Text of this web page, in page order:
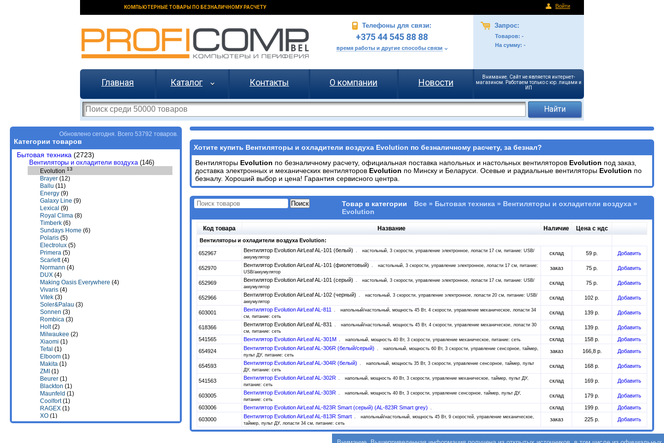
КОМПЬЮТЕРНЫЕ ТОВАРЫ ПО БЕЗНАЛИЧНОМУ РАСЧЕТУ Войти
Телефоны для связи:
+375 44 545 88 88
время работы и другие способы связи
Запрос:
Товаров: -
На сумму: -
Главная Каталог Контакты О компании Новости
Внимание. Сайт не является интернет-
магазином. Работаем только с юр. лицами и
ИП
Обновлено сегодня. Всего 53792 товаров.
Категории товаров
Бытовая техника (2723)
Вентиляторы и охладители воздуха(146)
Evolution 13
Brayer (12)
Ballu (11)
Energy (9)
Galaxy Line (9)
Lexical (9)
Royal Clima (8)
Timberk (6)
Sundays Home (6)
Polaris (5)
Electrolux (5)
Primera (5)
Scarlett(4)
Normann (4)
DUX (4)
Making Oasis Everywhere (4)
Vivaris (4)
Vitek (3)
Soler&Palau (3)
Sonnen (3)
Rombica (3)
Holt(2)
Milwaukee (2)
Xiaomi (1)
Tefal (1)
Elboom (1)
Makita (1)
ZMI (1)
Beurer (1)
Blackton (1)
Maunfeld (1)
Coolfort(1)
RAGEX (1)
XO (1)
TECHNO(1)
Хотите купить Вентиляторы и охладители воздуха Evolution по безналичному расчету, за безнал?
Вентиляторы Evolution по безналичному расчету, официальная поставка напольных и настольных вентиляторов Evolution под заказ,
доставка электронных и механических вентиляторов Evolution по Минску и Беларуси. Осевые и радиальные вентиляторы Evolution по
безналу. Хороший выбор и цена! Гарантия сервисного центра.
Товар в категории
Все » Бытовая техника » Вентиляторы и охладители воздуха »
Evolution
Код товара Название Наличие Цена с ндс
Вентиляторы и охладители воздуха Evolution:
652967 Вентилятор Evolution AirLeaf AL-101 (белый)
настольный, 3 скорости, управление электронное, лопасти 17 см, питание: USB/
аккумулятор
склад 59 р. Добавить
652970 Вентилятор Evolution AirLeaf AL-101 (фиолетовый)
настольный, 3 скорости, управление электронное, лопасти 17 см, питание:
USB/аккумулятор
заказ 75 р. Добавить
652969 Вентилятор Evolution AirLeaf AL-101 (серый)
настольный, 3 скорости, управление электронное, лопасти 17 см, питание: USB/
аккумулятор
склад 75 р. Добавить
652966 Вентилятор Evolution AirLeaf AL-102 (черный)
настольный, 3 скорости, управление электронное, лопасти 20 см, питание: USB/
аккумулятор
склад 102 р. Добавить
603001 Вентилятор Evolution AirLeaf AL-811
напольный/настольный, мощность 45 Вт, 4 скорости, управление механическое, лопасти 34
см, питание: сеть
склад 139 р. Добавить
618366 Вентилятор Evolution AirLeaf AL-831
напольный/настольный, мощность 45 Вт, 4 скорости, управление механическое, лопасти 30
см, питание: сеть
склад 139 р.
Добавить
541565
Вентилятор Evolution AirLeaf AL-301M напольный, мощность 40 Вт, 3 скорости, управление механическое, питание: сеть склад 158 р.
Добавить
654924
Вентилятор Evolution AirLeaf AL-306R (белый/серый)
напольный, мощность 60 Вт, 3 скорости, управление сенсорное, таймер,
пульт ДУ, питание: сеть
заказ 166,8 р. Добавить
654593 Вентилятор Evolution AirLeaf AL-304R (белый)
напольный, мощность 35 Вт, 3 скорости, управление сенсорное, таймер, пульт
ДУ, питание: сеть
склад 168 р. Добавить
541563 Вентилятор Evolution AirLeaf AL-302R
напольный, мощность 40 Вт, 3 скорости, управление механическое, таймер, пульт ДУ,
питание: сеть
склад 169 р. Добавить
603005 Вентилятор Evolution AirLeaf AL-303R
напольный, мощность 40 Вт, 3 скорости, управление сенсорное, таймер, пульт ДУ,
питание: сеть
склад 179 р.
Добавить
603006
Вентилятор Evolution AirLeaf AL-823R Smart (серый) (AL-823R Smart grey) склад 199 р.
Добавить
603000
Вентилятор Evolution AirLeaf AL-813R Smart
напольный/настольный, мощность 45 Вт, 9 скоростей, управление механическое,
таймер, пульт ДУ, лопасти 34 см, питание: сеть
заказ 225 р. Добавить